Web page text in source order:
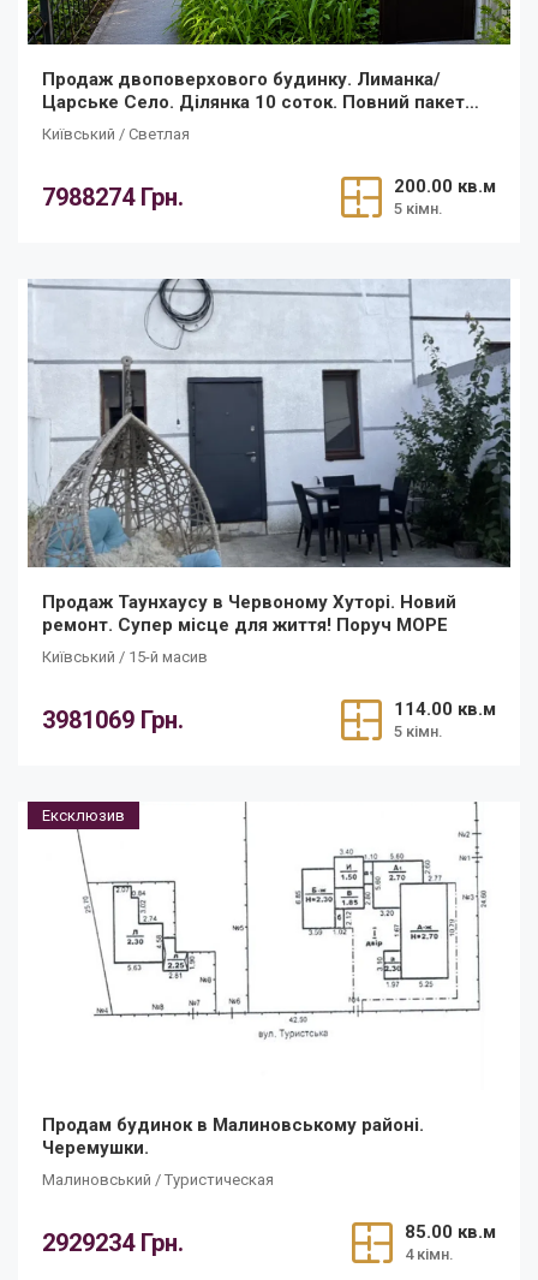
Продаж двоповерхового будинку. Лиманка/
Царське Село. Ділянка 10 соток. Повний пакет
документів!
Київський / Светлая
7988274 Грн. 200.00 кв.м
5 кімн.
Продаж Таунхаусу в Червоному Хуторі. Новий
ремонт. Супер місце для життя! Поруч МОРЕ
Київський / 15-й масив
3981069 Грн. 114.00 кв.м
5 кімн.
Ексклюзив
Продам будинок в Малиновському районі.
Черемушки.
Малиновський / Туристическая
2929234 Грн. 85.00 кв.м
4 кімн.